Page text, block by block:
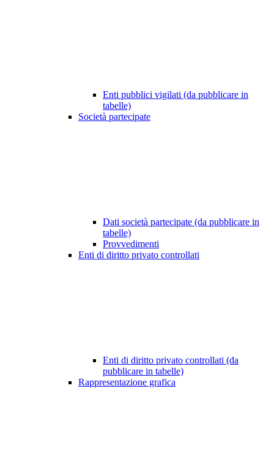
Enti pubblici vigilati (da pubblicare in
tabelle)
Società partecipate
Dati società partecipate (da pubblicare in
tabelle)
Provvedimenti
Enti di diritto privato controllati
Enti di diritto privato controllati (da
pubblicare in tabelle)
Rappresentazione grafica